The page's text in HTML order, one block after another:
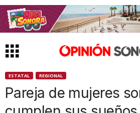
ESTATAL REGIONAL
Pareja de mujeres